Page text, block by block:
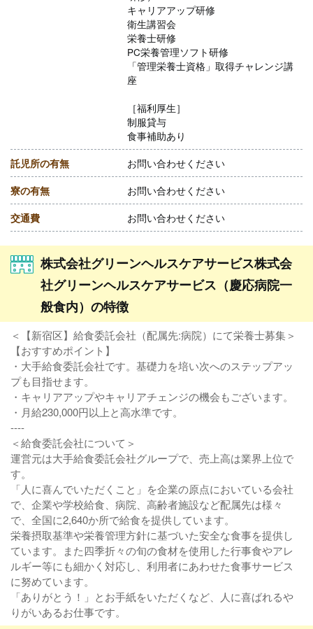
キャリアアップ研修
衛生講習会
栄養士研修
PC栄養管理ソフト研修
「管理栄養士資格」取得チャレンジ講
座
［福利厚生］
制服貸与
食事補助あり
託児所の有無 お問い合わせください
寮の有無 お問い合わせください
交通費 お問い合わせください
株式会社グリーンヘルスケアサービス株式会
社グリーンヘルスケアサービス（慶応病院一
般食内）の特徴
＜【新宿区】給食委託会社（配属先:病院）にて栄養士募集＞
【おすすめポイント】
・大手給食委託会社です。基礎力を培い次へのステップアッ
プも目指せます。
・キャリアアップやキャリアチェンジの機会もございます。
・月給230,000円以上と高水準です。
----
＜給食委託会社について＞
運営元は大手給食委託会社グループで、売上高は業界上位で
す。
「人に喜んでいただくこと」を企業の原点においている会社
で、企業や学校給食、病院、高齢者施設など配属先は様々
で、全国に2,640か所で給食を提供しています。
栄養摂取基準や栄養管理方針に基づいた安全な食事を提供し
ています。また四季折々の旬の食材を使用した行事食やアレ
ルギー等にも細かく対応し、利用者にあわせた食事サービス
に努めています。
「ありがとう！」とお手紙をいただくなど、人に喜ばれるや
りがいあるお仕事です。